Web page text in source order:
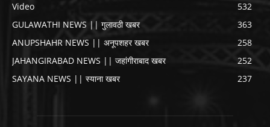
Video
532
GULAWATHI NEWS || गुलावठी खबर
363
ANUPSHAHR NEWS || अनूपशहर खबर
258
JAHANGIRABAD NEWS || जहांगीराबाद खबर
252
SAYANA NEWS || स्याना खबर
237